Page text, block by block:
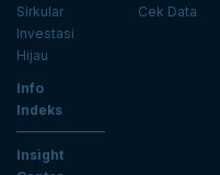
Sirkular
Investasi
Hijau
Cek Data
Info
Indeks
Insight